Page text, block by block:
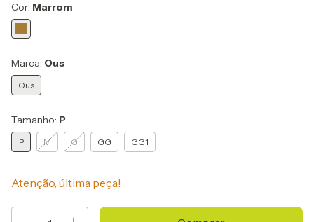
Cor: Marrom
Marca: Ous
Ous
Tamanho: P
P M G GG GG1
Atenção, última peça!